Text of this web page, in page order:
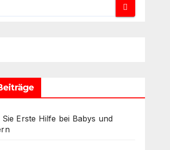
Sie Erste Hilfe bei Babys und